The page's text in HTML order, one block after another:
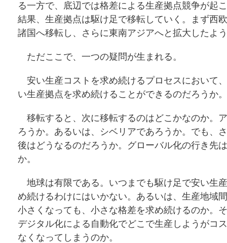
る一方で、底辺では格差による生産拠点競争が起
結果、生産拠点は駆け足で移転していく。まず西
諸国へ移転し、さらに東南アジアへと拡大したよ
ただここで、一つの疑問が生まれる。
安い生産コストを求め続けるプロセスにおいて
い生産拠点を求め続けることができるのだろうか。
移転すると、次に移転するのはどこかなのか。
ろうか。あるいは、シベリアであろうか。でも、
後はどうなるのだろうか。グローバル化の行き先
か。
地球は有限である。いつまでも駆け足で安い生
め続けるわけにはいかない。あるいは、生産地域
小さくなっても、小さな格差を求め続けるのか。
デジタル化による自動化でどこで生産しようがコ
なくなってしまうのか。